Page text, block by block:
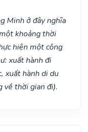
Minh ở đây nghĩa
khoảng thời
hiện một công
xuất hành đi
xuất hành di du
về thời gian đi).